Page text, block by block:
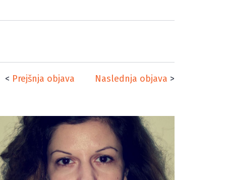
< Prejšnja objava Naslednja objava >